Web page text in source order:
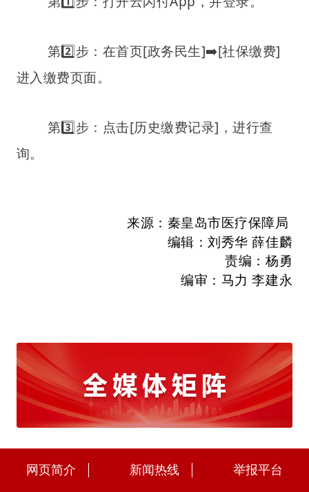
第2️⃣步：在首页[政务民生]➡️[社保缴费]
进入缴费页面。
第3️⃣步：点击[历史缴费记录]，进行查
询。
来源 ： 秦皇岛市医疗保障局
编辑：刘秀华 薛佳麟
责编：杨勇
编审：马力 李建永
网页简介 新闻热线 举报平台